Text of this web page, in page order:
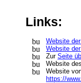
Links:
Website
Website
Zur Seite
Website
Website
https://